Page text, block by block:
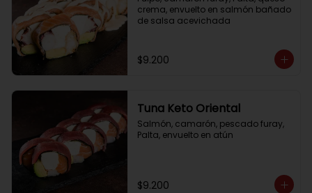
crema, envuelto en salmón bañado
de salsa acevichada
$9.200
Tuna Keto Oriental
Salmón, camarón, pescado furay,
Palta, envuelto en atún
$9.200